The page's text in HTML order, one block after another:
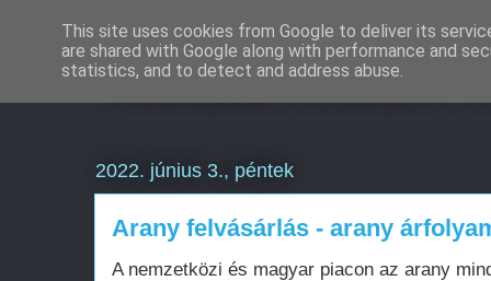
Weboldal készítés
2022. június 3., péntek
Arany felvásárlás - arany
A nemzetközi és magyar piacon az arany
This site uses cookies from Google to deliver its
are shared with Google along with performance and
statistics, and to detect and address abuse.